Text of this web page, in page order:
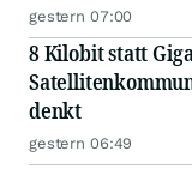
gestern 07:00
8 Kilobit statt
denkt
gestern 06:49